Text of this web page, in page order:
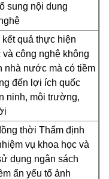
sung nội dung
quả thực hiện
công nghệ không
nhà nước mà có tiềm
đến lợi ích quốc
ninh, môi trường,
thời Thẩm định
vụ khoa học và
dụng ngân sách
ẩn yếu tố ảnh